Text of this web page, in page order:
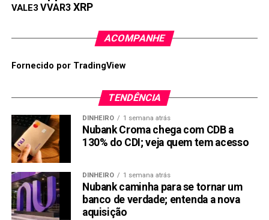
Registro Fácil: Os usuários se cadastram em
apenas dois minutos e recebem um bônus de
experiência, tornando o tema da criptomoeda e
blockchain menos complicado, especialmente para
iniciantes.
Entrada Acessível : Os usuários podem começar a
minerar com um investimento mínimo.
Alto Potencial de Lucro: Com a otimização de
certas operações, os usuários podem ganhar
$5.000 ou mais por dia.
VALE3 VVAR3 XRP
ACOMPANHE
Fornecido por TradingView
TENDÊNCIA
DINHEIRO 1 semana atrás
Nubank Croma chega com CDB a
130% do CDI; veja quem tem acesso
DINHEIRO 1 semana atrás
Nubank caminha para se tornar um
banco de verdade; entenda a nova
aquisição